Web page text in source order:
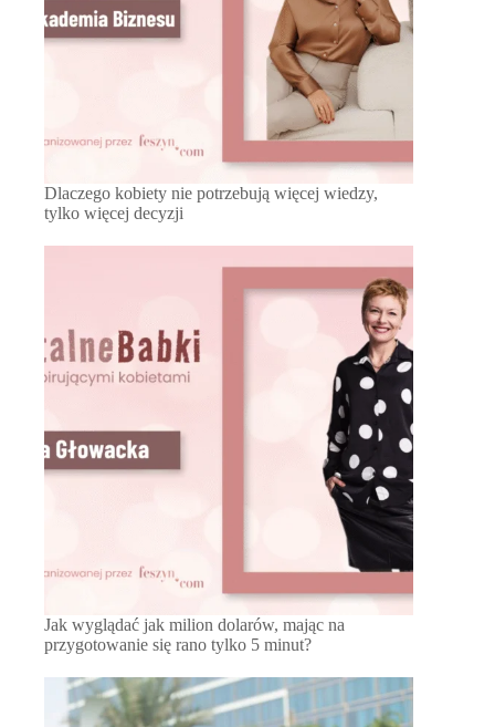
Dlaczego kobiety nie potrzebują więcej wiedzy,
tylko więcej decyzji
Jak wyglądać jak milion dolarów, mając na
przygotowanie się rano tylko 5 minut?